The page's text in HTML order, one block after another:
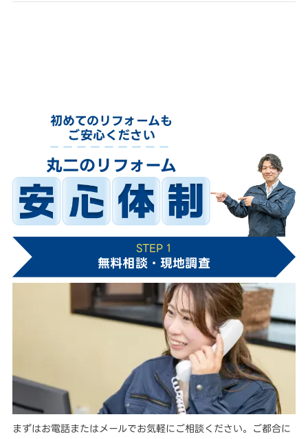
初めてのリフォームも
ご安心ください
丸二のリフォーム
STEP 1
無料相談・現地調査
まずはお電話またはメールでお気軽にご相談ください。ご都合に